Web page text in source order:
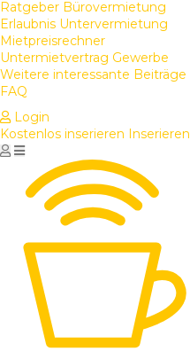
Ratgeber Bürovermietung
Erlaubnis Untervermietung
Mietpreisrechner
Untermietvertrag Gewerbe
Weitere interessante Beiträge
FAQ
Login
Kostenlos inserieren Inserieren